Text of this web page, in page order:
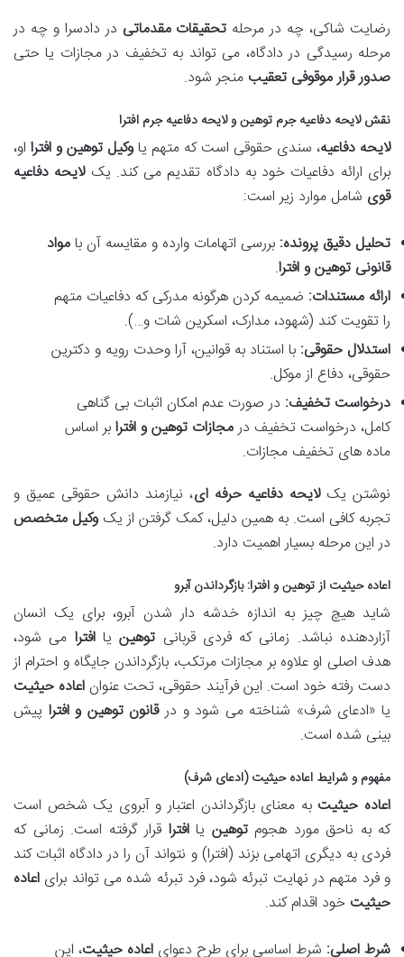
رضایت شاکی، چه در مرحله تحقیقات مقدماتی در دادسرا و چه در
مرحله رسیدگی در دادگاه، می تواند به تخفیف در مجازات یا حتی
صدور قرار موقوفی تعقیب منجر شود.
نقشلایحه دفاعیه جرم توهینولایحه دفاعیه جرم افترا
لایحه دفاعیه، سندی حقوقی است که متهم یاوکیل توهین و افترا او،
برای ارائه دفاعیات خود به دادگاه تقدیم می کند. یکلایحه دفاعیه
قوی شامل موارد زیر است:
تحلیل دقیق پرونده: بررسی اتهامات وارده و مقایسه آن بامواد
قانونی توهین و افترا.
ارائه مستندات: ضمیمه کردن هرگونه مدرکی که دفاعیات متهم
را تقویت کند (شهود، مدارک، اسکرین شات و…).
استدلال حقوقی: با استناد به قوانین، آرا وحدت رویه و دکترین
حقوقی، دفاع از موکل.
درخواست تخفیف: در صورت عدم امکان اثبات بی گناهی
کامل، درخواست تخفیف درمجازات توهین و افترابر اساس
ماده های تخفیف مجازات.
نوشتن یکلایحه دفاعیه حرفه ای، نیازمند دانش حقوقی عمیق و
تجربه کافی است. به همین دلیل، کمک گرفتن از یکوکیل متخصص
در این مرحله بسیار اهمیت دارد.
اعاده حیثیت از توهین و افترا: بازگرداندن آبرو
شاید هیچ چیز به اندازه خدشه دار شدن آبرو، برای یک انسان
آزاردهنده نباشد. زمانی که فردی قربانی توهینیاافترا می شود،
هدف اصلی او علاوه بر مجازات مرتکب، بازگرداندن جایگاه و احترام از
دست رفته خود است. این فرآیند حقوقی، تحت عنوان اعاده حیثیت
یا «ادعای شرف» شناخته می شود و درقانون توهین و افترا پیش
بینی شده است.
مفهوم و شرایط اعاده حیثیت(ادعای شرف)
اعاده حیثیت به معنای بازگرداندن اعتبار و آبروی یک شخص است
که به ناحق مورد هجومتوهین یاافترا قرار گرفته است. زمانی که
فردی به دیگری اتهامی بزند (افترا) و نتواند آن را در دادگاه اثبات کند
و فرد متهم در نهایت تبرئه شود، فرد تبرئه شده می تواند برای اعاده
حیثیت خود اقدام کند.
شرط اصلی: شرط اساسی برای طرح دعوای اعاده حیثیت، این